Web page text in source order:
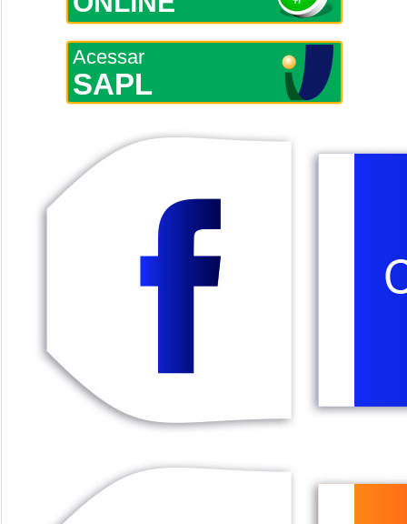
Acessar
SAPL